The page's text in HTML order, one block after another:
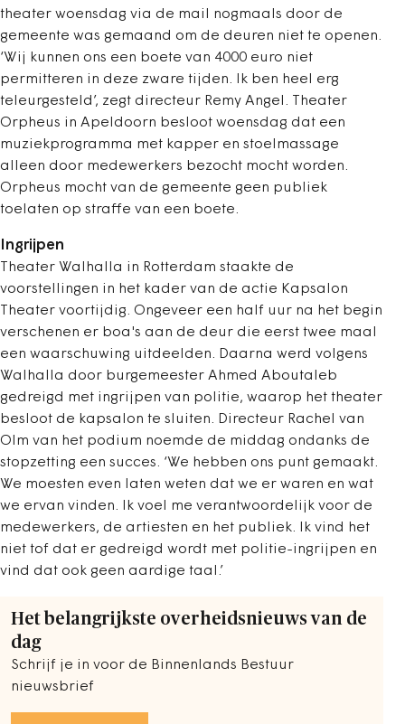
theater woensdag via de mail nogmaals door de
gemeente was gemaand om de deuren niet te openen.
‘Wij kunnen ons een boete van 4000 euro niet
permitteren in deze zware tijden. Ik ben heel erg
teleurgesteld’, zegt directeur Remy Angel. Theater
Orpheus in Apeldoorn besloot woensdag dat een
muziekprogramma met kapper en stoelmassage
alleen door medewerkers bezocht mocht worden.
Orpheus mocht van de gemeente geen publiek
toelaten op straffe van een boete.
Ingrijpen
Theater Walhalla in Rotterdam staakte de
voorstellingen in het kader van de actie Kapsalon
Theater voortijdig. Ongeveer een half uur na het begin
verschenen er boa's aan de deur die eerst twee maal
een waarschuwing uitdeelden. Daarna werd volgens
Walhalla door burgemeester Ahmed Aboutaleb
gedreigd met ingrijpen van politie, waarop het theater
besloot de kapsalon te sluiten. Directeur Rachel van
Olm van het podium noemde de middag ondanks de
stopzetting een succes. ‘We hebben ons punt gemaakt.
We moesten even laten weten dat we er waren en wat
we ervan vinden. Ik voel me verantwoordelijk voor de
medewerkers, de artiesten en het publiek. Ik vind het
niet tof dat er gedreigd wordt met politie-ingrijpen en
vind dat ook geen aardige taal.’
Het belangrijkste overheidsnieuws van de
dag
Schrijf je in voor de Binnenlands Bestuur
nieuwsbrief